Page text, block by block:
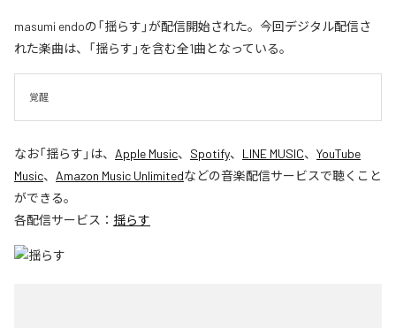
masumi endoの「揺らす」が配信開始された。今回デジタル配信さ
れた楽曲は、「揺らす」を含む全1曲となっている。
覚醒
なお「揺らす 」は、 Apple Music、 Spotify、 LINE MUSIC、 YouTube
Music、 Amazon Music Unlimitedなどの音楽配信サービスで聴くこと
ができる。
各配信サービス： 揺らす